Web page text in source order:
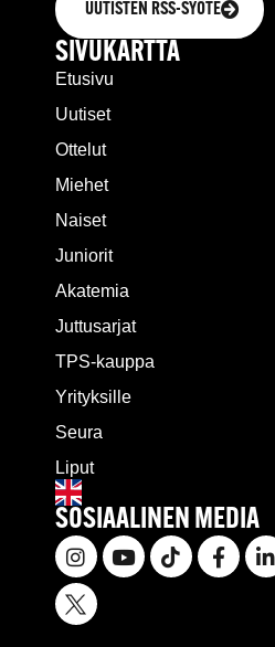
UUTISTEN RSS-SYÖTE
SIVUKARTTA
Etusivu
Uutiset
Ottelut
Miehet
Naiset
Juniorit
Akatemia
Juttusarjat
TPS-kauppa
Yrityksille
Seura
Liput
SOSIAALINEN MEDIA